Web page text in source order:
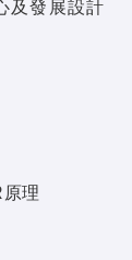
及發展設計
理